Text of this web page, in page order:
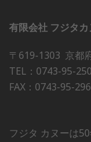
有限会社 フジタカ
〒619-1303 京都
TEL：0743-95-
FAX：0743-95-
フジタ カヌーは